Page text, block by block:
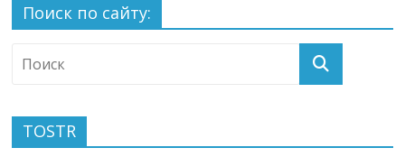
Поиск по сайту:
TOSTR